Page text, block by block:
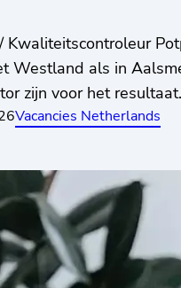
Kwaliteitscontroleur
Westland als in
zijn voor het
Vacancies Netherlands